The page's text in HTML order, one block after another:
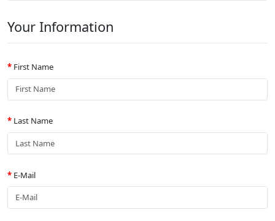
Your Information
First Name
Last Name
E-Mail